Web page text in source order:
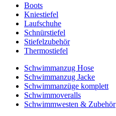
Boots
Kniestiefel
Laufschuhe
Schnürstiefel
Stiefelzubehör
Thermostiefel
Schwimmanzug Hose
Schwimmanzug Jacke
Schwimmanzüge komplett
Schwimmoveralls
Schwimmwesten & Zubehör